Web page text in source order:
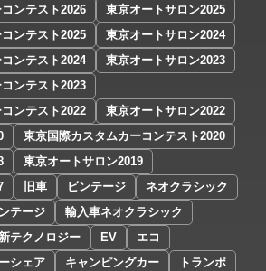
ンテスト2026
東京オートサロン2025
ンテスト2025
東京オートサロン2024
ンテスト2024
東京オートサロン2023
ンテスト2023
ンテスト2022
東京オートサロン2022
東京国際カスタムカーコンテスト2020
東京オートサロン2019
旧車 ビンテージ
ネオクラシック
テージ
輸入車ネオクラシック
テクノロジー EV
エコ
シェア キャンピングカー
トランポ